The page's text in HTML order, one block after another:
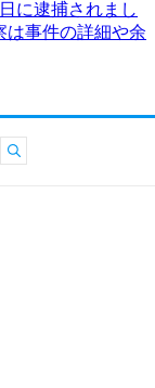
に逮捕されまし
は事件の詳細や余